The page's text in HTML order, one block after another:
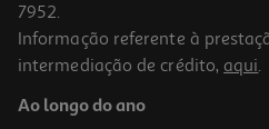
Livro Tudo O Que Nunca Fomos De
17.91 €/un
7952.
Informação referente à
intermediação de crédito, aqui.
Ao longo do ano